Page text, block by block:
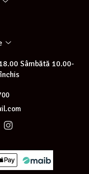
Sâmbătă 10.00-